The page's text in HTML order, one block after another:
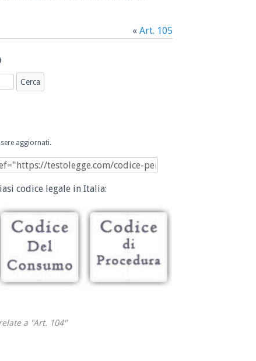
« Art. 105
aggiornati.
codice legale in Italia:
a "Art. 104"